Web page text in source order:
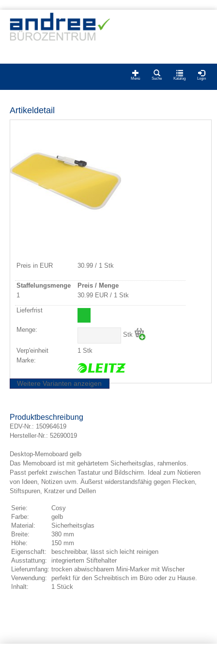
Login
Katalog
Suche
Menü
Artikeldetail
Preis in EUR 30.99 / 1 Stk
Staffelungsmenge
Preis / Menge
1
30.99 EUR / 1 Stk
Lieferfrist
Menge:
Stk
Verp'einheit
1 Stk
Marke:
Weitere Varianten anzeigen
Produktbeschreibung
EDV-Nr.: 150964619
Hersteller-Nr.: 52690019
Desktop-Memoboard gelb
Das Memoboard ist mit gehärtetem Sicherheitsglas, rahmenlos.
Passt perfekt zwischen Tastatur und Bildschirm. Ideal zum Notieren
von Ideen, Notizen uvm. Äußerst widerstandsfähig gegen Flecken,
Stiftspuren, Kratzer und Dellen
Serie:
Cosy
Farbe:
gelb
Material:
Sicherheitsglas
Breite:
380 mm
Höhe:
150 mm
Eigenschaft:
beschreibbar, lässt sich leicht reinigen
Ausstattung:
integriertem Stiftehalter
Lieferumfang: trocken abwischbarem Mini-Marker mit Wischer
Verwendung:
perfekt für den Schreibtisch im Büro oder zu Hause.
Inhalt:
1 Stück